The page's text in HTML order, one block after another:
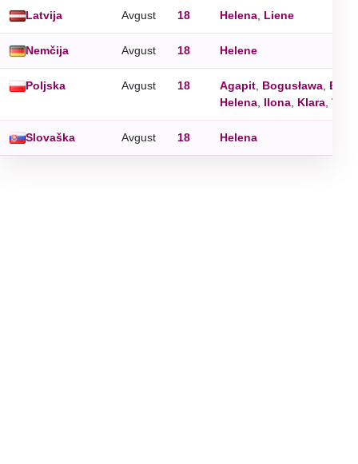
Latvija Avgust 18 Helena Liene
Nemčija Avgust 18 Helene
Poljska Avgust 18 Agapit Bogusława
Helena Ilona Klara
Slovaška Avgust 18 Helena